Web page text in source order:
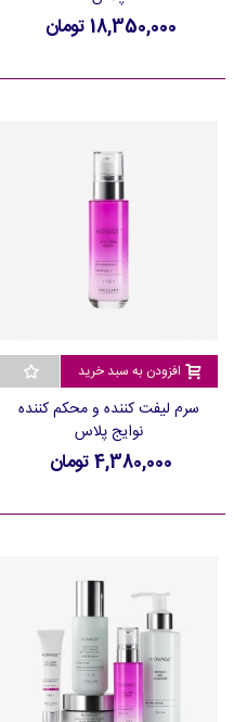
18,350,000 تومان
افزودن به سبد خرید
سرم لیفت کننده و محکم کننده
نوایج پلاس
4,380,000 تومان